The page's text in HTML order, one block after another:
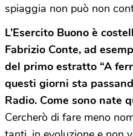
spiaggia non può non
L’Esercito Buono è
Fabrizio Conte, ad
del primo estratto “A
questi giorni sta
Radio. Come sono nate
Cercherò di fare meno